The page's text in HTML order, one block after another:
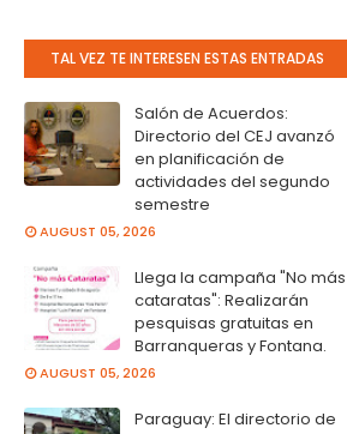
TAL VEZ TE INTERESEN ESTAS ENTRADAS
Salón de Acuerdos:
Directorio del CEJ avanzó
en planificación de
actividades del segundo
semestre
AUGUST 05, 2026
Llega la campaña "No más
cataratas": Realizarán
pesquisas gratuitas en
Barranqueras y Fontana.
AUGUST 05, 2026
Paraguay: El directorio de